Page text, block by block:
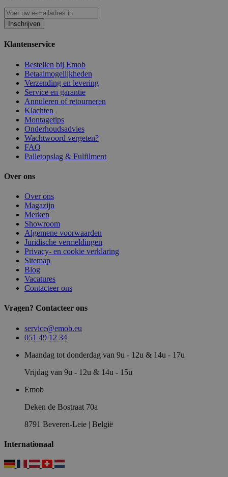
Inschrijven
Klantenservice
Bestellen bij Emob
Betaalmogelijkheden
Verzending en levering
Service en garantie
Annuleren of retourneren
Klachten
Montagetips
Onderhoudsadvies
Wachtwoord vergeten?
FAQ
Palletopslag & Fulfilment
Over ons
Over ons
Magazijn
Merken
Showroom
Algemene voorwaarden
Juridische vermeldingen
Privacy- en cookie verklaring
Sitemap
Blog
Vacatures
Contacteer ons
Vragen? Contacteer ons
service@emob.eu
051 49 12 34
Maandag tot donderdag van 9u - 12u & 14u - 17u
Vrijdag van 9u - 12u & 14u - 15u
Emob
Deken de Bostraat 70a
8791 Beveren-Leie | België
Internationaal